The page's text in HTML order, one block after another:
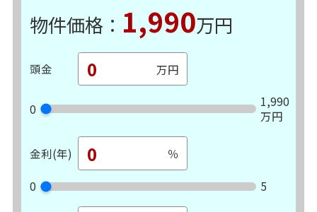
物件価格： 1,990万円
頭金
0
1,990
万円
金利(年)
0 5